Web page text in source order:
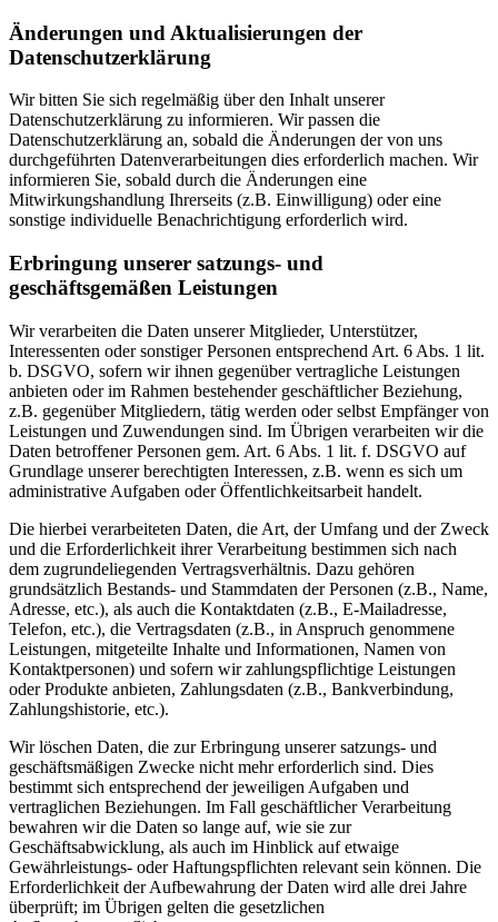
Änderungen und Aktualisierungen der
Datenschutzerklärung
Wir bitten Sie sich regelmäßig über den Inhalt unserer
Datenschutzerklärung zu informieren. Wir passen die
Datenschutzerklärung an, sobald die Änderungen der von uns
durchgeführten Datenverarbeitungen dies erforderlich machen. Wir
informieren Sie, sobald durch die Änderungen eine
Mitwirkungshandlung Ihrerseits (z.B. Einwilligung) oder eine
sonstige individuelle Benachrichtigung erforderlich wird.
Erbringung unserer satzungs- und
geschäftsgemäßen Leistungen
Wir verarbeiten die Daten unserer Mitglieder, Unterstützer,
Interessenten oder sonstiger Personen entsprechend Art. 6 Abs. 1 lit.
b. DSGVO, sofern wir ihnen gegenüber vertragliche Leistungen
anbieten oder im Rahmen bestehender geschäftlicher Beziehung,
z.B. gegenüber Mitgliedern, tätig werden oder selbst Empfänger von
Leistungen und Zuwendungen sind. Im Übrigen verarbeiten wir die
Daten betroffener Personen gem. Art. 6 Abs. 1 lit. f. DSGVO auf
Grundlage unserer berechtigten Interessen, z.B. wenn es sich um
administrative Aufgaben oder Öffentlichkeitsarbeit handelt.
Die hierbei verarbeiteten Daten, die Art, der Umfang und der Zweck
und die Erforderlichkeit ihrer Verarbeitung bestimmen sich nach
dem zugrundeliegenden Vertragsverhältnis. Dazu gehören
grundsätzlich Bestands- und Stammdaten der Personen (z.B., Name,
Adresse, etc.), als auch die Kontaktdaten (z.B., E-Mailadresse,
Telefon, etc.), die Vertragsdaten (z.B., in Anspruch genommene
Leistungen, mitgeteilte Inhalte und Informationen, Namen von
Kontaktpersonen) und sofern wir zahlungspflichtige Leistungen
oder Produkte anbieten, Zahlungsdaten (z.B., Bankverbindung,
Zahlungshistorie, etc.).
Wir löschen Daten, die zur Erbringung unserer satzungs- und
geschäftsmäßigen Zwecke nicht mehr erforderlich sind. Dies
bestimmt sich entsprechend der jeweiligen Aufgaben und
vertraglichen Beziehungen. Im Fall geschäftlicher Verarbeitung
bewahren wir die Daten so lange auf, wie sie zur
Geschäftsabwicklung, als auch im Hinblick auf etwaige
Gewährleistungs- oder Haftungspflichten relevant sein können. Die
Erforderlichkeit der Aufbewahrung der Daten wird alle drei Jahre
überprüft; im Übrigen gelten die gesetzlichen